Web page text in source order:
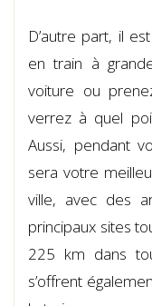
D’autre part, il
en train à
voiture ou
verrez à quel
Aussi, pendant
sera votre
ville, avec des
principaux sites
225 km dans
s’offrent